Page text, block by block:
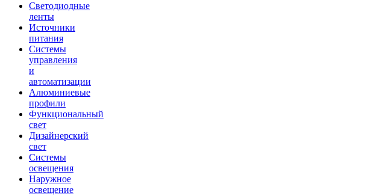
Светодиодные
ленты
Источники
питания
Системы
управления
и
автоматизации
Алюминиевые
профили
Функциональный
свет
Дизайнерский
свет
Системы
освещения
Наружное
освещение